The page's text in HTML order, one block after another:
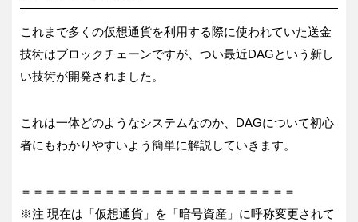
これまで多くの仮想通貨を利用する際に使われていた送金
技術はブロックチェーンですが、つい最近DAGという新し
い技術が開発されました。
これは一体どのようなシステムなのか、DAGについて初心
者にもわかりやすいよう簡単に解説していきます。
＝＝＝＝＝＝＝＝＝＝＝＝＝＝＝＝＝＝＝＝＝＝＝
※注 現在は「仮想通貨」を「暗号資産」に呼称変更されて